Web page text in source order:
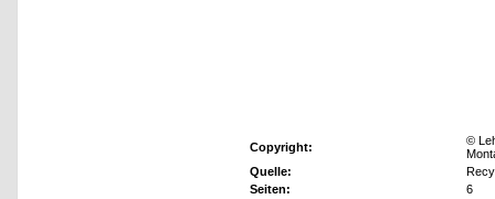
Copyright:
©
Quelle:
Seiten:
6